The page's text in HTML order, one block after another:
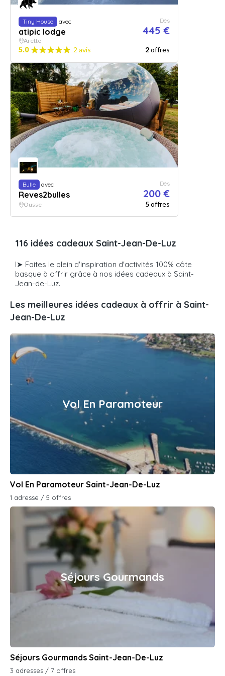
Tiny House avec
atipic lodge
Dès
445 €
Arette
5.0 2 avis 2offres
Bulle avec
Reves2bulles
Dès
200 €
Ousse 5offres
116 idées cadeaux Saint-Jean-De-Luz
l➤ Faites le plein d'inspiration d'activités 100% côte
basque à offrir grâce à nos idées cadeaux à Saint-
Jean-de-Luz.
Les meilleures idées cadeaux à offrir à Saint-
Jean-De-Luz
Vol En Paramoteur
Vol En Paramoteur Saint-Jean-De-Luz
1 adresse / 5 offres
Séjours Gourmands
Séjours Gourmands Saint-Jean-De-Luz
3 adresses / 7 offres